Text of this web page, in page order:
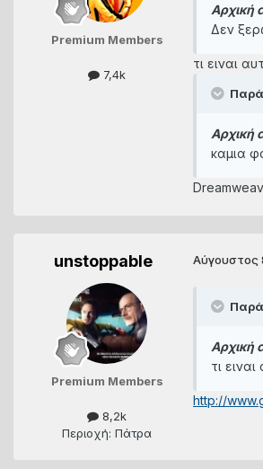
Premium Members
7,4k
Αρχική
Δεν
τι ειναι
Αρχική
καμια
unstoppable
Premium Members
8,2k
Περιοχή: Πάτρα
Αύγουστος
Αρχική
τι ειναι
http://